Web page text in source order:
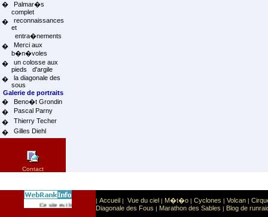
�
Palmar�s
complet
�
reconnaissances
et
entra�nements
�
Merci aux
b�n�voles
�
un colosse aux
pieds d'argile
�
la diagonale des
sous
Galerie de portraits
�
Beno�t Grondin
�
Pascal Parny
�
Thierry Techer
�
Gilles Diehl
Contact
Ce site est list� dans la cat�gorie Sport: Sports extr�mes
| Accueil | Vue du ciel | M�t�o | Cyclones | Volcan |
Diagonale des Fous | Marathon des Sables | Blog de